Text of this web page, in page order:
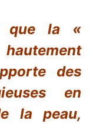
que la «
des
en
la peau,